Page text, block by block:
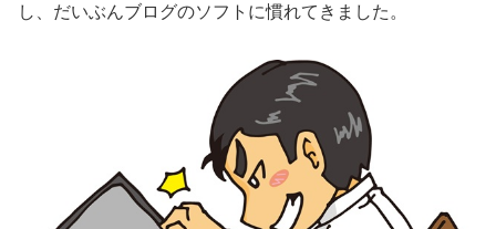
し、だいぶんブログのソフトに慣れてきました。